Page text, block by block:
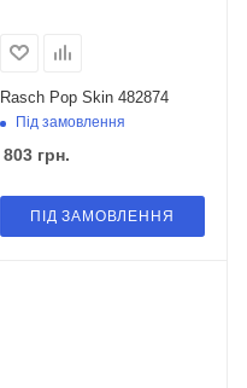
Rasch Pop Skin 482874
Під замовлення
803грн.
ПІД ЗАМОВЛЕННЯ